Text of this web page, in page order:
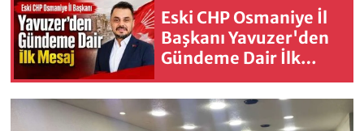
Eski CHP Osmaniye İl
Başkanı Yavuzer'den
Gündeme Dair İlk
Mesaj